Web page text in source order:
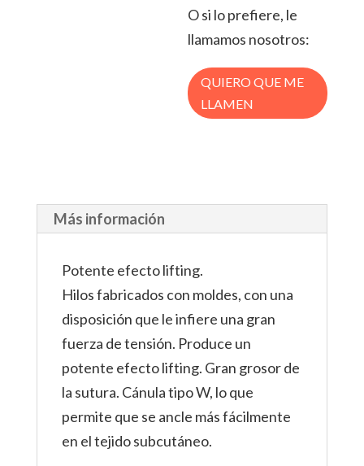
O si lo prefiere, le
llamamos nosotros:
QUIERO QUE ME
LLAMEN
Más información
Potente efecto lifting.
Hilos fabricados con moldes, con una
disposición que le infiere una gran
fuerza de tensión. Produce un
potente efecto lifting. Gran grosor de
la sutura. Cánula tipo W, lo que
permite que se ancle más fácilmente
en el tejido subcutáneo.